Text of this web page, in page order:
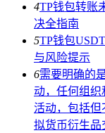
4TP钱包转账
决全指南
5TP钱包
与风险提示
6需要明确的
动，任何组织
活动，包括但
拟货币衍生品